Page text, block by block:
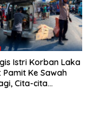
Istri Korban Laka
Pamit Ke Sawah
Cita-cita